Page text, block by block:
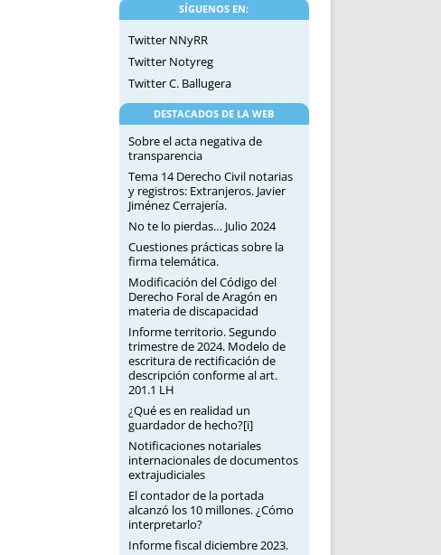
SÍGUENOS EN:
Twitter NNyRR
Twitter Notyreg
Twitter C. Ballugera
DESTACADOS DE LA WEB
Sobre el acta negativa de
transparencia
Tema 14 Derecho Civil notarias
y registros: Extranjeros. Javier
Jiménez Cerrajería.
No te lo pierdas… Julio 2024
Cuestiones prácticas sobre la
firma telemática.
Modificación del Código del
Derecho Foral de Aragón en
materia de discapacidad
Informe territorio. Segundo
trimestre de 2024. Modelo de
escritura de rectificación de
descripción conforme al art.
201.1 LH
¿Qué es en realidad un
guardador de hecho?[i]
Notificaciones notariales
internacionales de documentos
extrajudiciales
El contador de la portada
alcanzó los 10 millones. ¿Cómo
interpretarlo?
Informe fiscal diciembre 2023.